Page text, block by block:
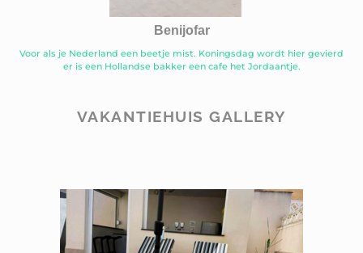
Benijofar
Voor als je Nederland een beetje mist. Koningsdag wordt hier gevierd
er is een Hollandse bakker een cafe het Jordaantje.
VAKANTIEHUIS GALLERY